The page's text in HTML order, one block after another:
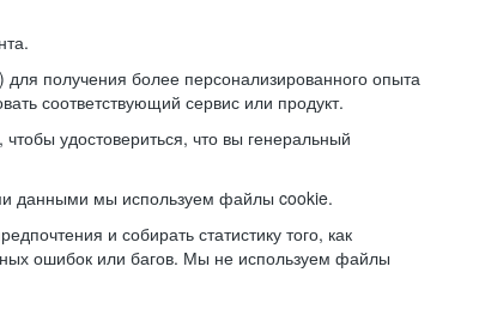
получения более персонализированного опыта
соответствующий сервис или продукт.
удостовериться, что вы генеральный
данными мы используем файлы cookie.
и собирать статистику того, как
ошибок или багов. Мы не используем файлы